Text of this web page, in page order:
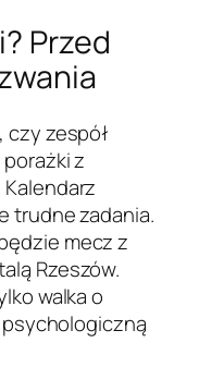
Przed
czy zespół
z
Kalendarz
trudne zadania.
mecz z
Rzeszów.
walka o